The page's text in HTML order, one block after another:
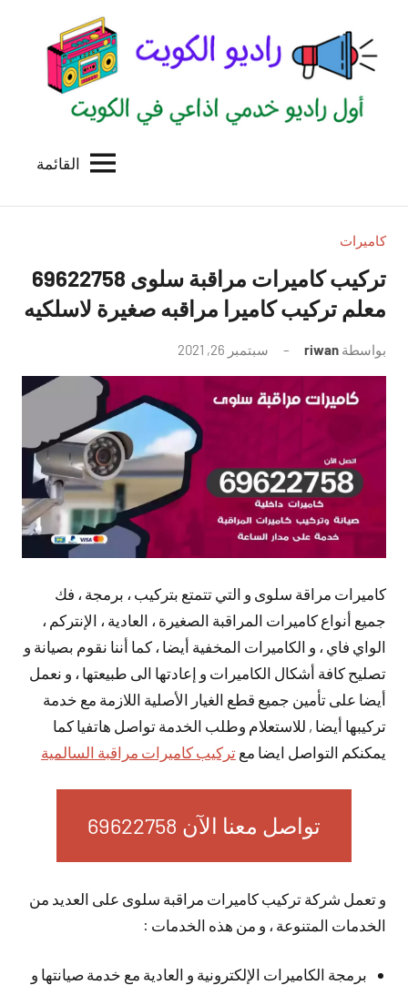
المحتوى
الكويت
للاعلانات
بالكويت
القائمة
كاميرات
تركيب كاميرات مراقبة سلوى 69622758
معلم تركيب كاميرا مراقبه صغيرة لاسلكيه
بواسطة riwan سبتمبر 26, 2021
توجد
تعليقات
كاميرات مراقة سلوى و التي تتمتع بتركيب ، برمجة ، فك
جميع أنواع كاميرات المراقبة الصغيرة ، العادية ، الإنتركم ،
الواي فاي ، و الكاميرات المخفية أيضا ، كما أننا نقوم بصيانة و
تصليح كافة أشكال الكاميرات و إعادتها الى طبيعتها ، و نعمل
أيضا على تأمين جميع قطع الغيار الأصلية اللازمة مع خدمة
تركيبها أيضا , للاستعلام وطلب الخدمة تواصل هاتفيا كما
يمكنكم التواصل ايضا مع تركيب كاميرات مراقبة السالمية
تواصل معنا الآن 69622758
و تعمل شركة تركيب كاميرات مراقبة سلوى على العديد من
الخدمات المتنوعة ، و من هذه الخدمات :
برمجة الكاميرات الإلكترونية و العادية مع خدمة صيانتها و